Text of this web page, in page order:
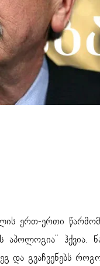
ერთ-ერთი
ჰქვია.
და გვაჩვენებს